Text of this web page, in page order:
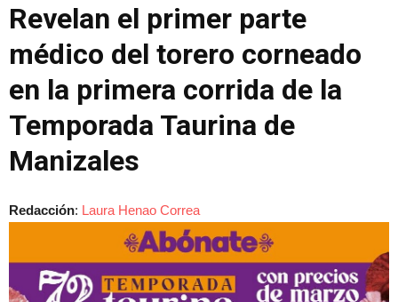
Revelan el primer parte
médico del torero corneado
en la primera corrida de la
Temporada Taurina de
Manizales
Redacción: Laura Henao Correa